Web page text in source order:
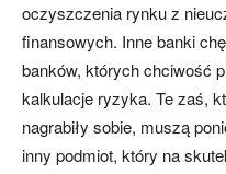
oczyszczenia rynku z
finansowych. Inne banki
banków, których chciwość
kalkulacje ryzyka. Te zaś,
nagrabiły sobie, muszą
inny podmiot, który na